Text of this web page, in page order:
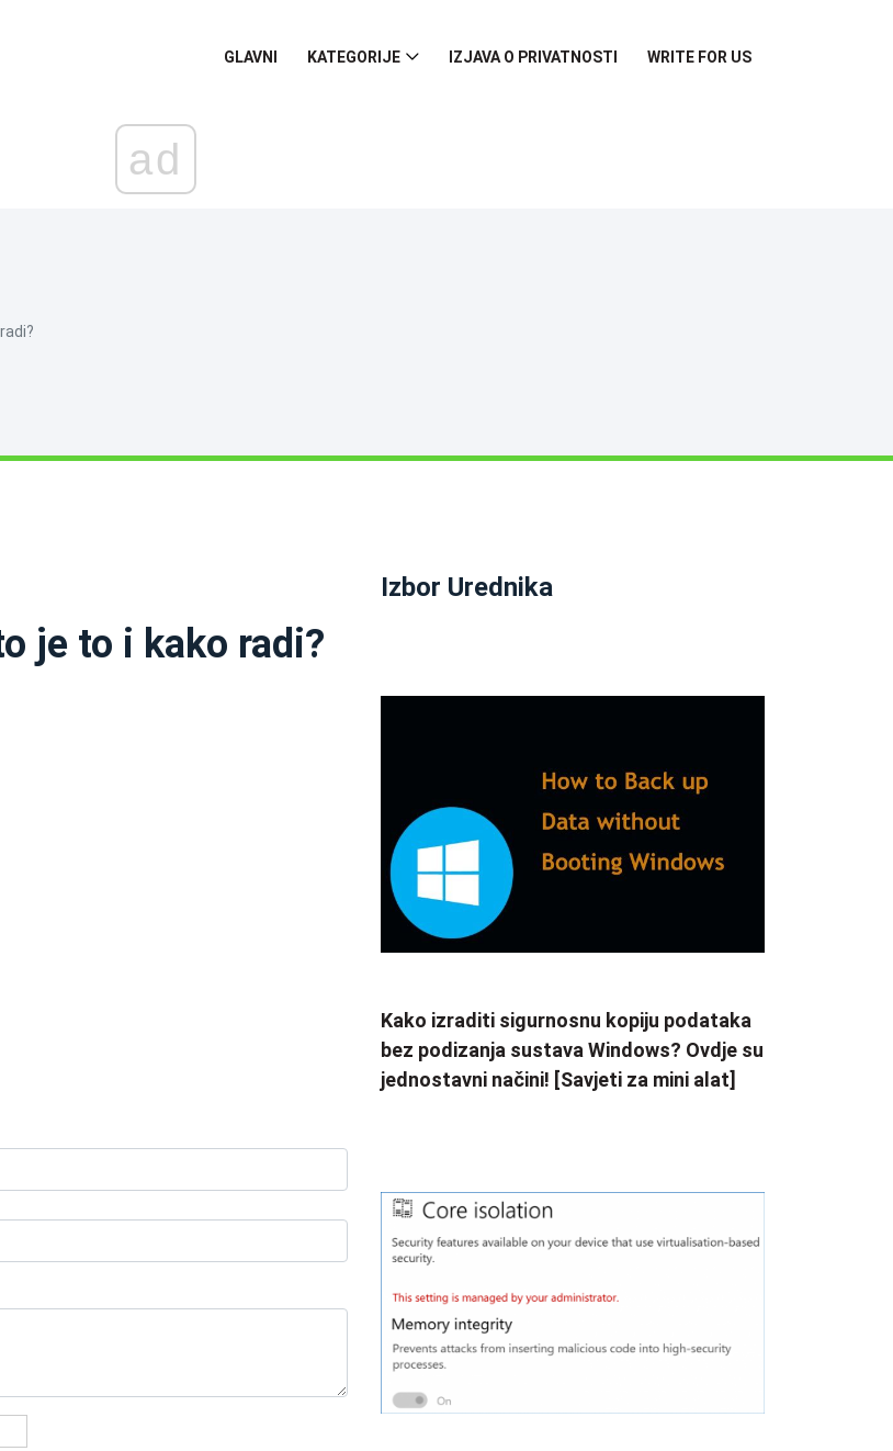
GLAVNI KATEGORIJE IZJAVA O PRIVATNOSTI WRITE FOR US
ad
je to i kako radi?
Izbor Urednika
Kako izraditi sigurnosnu kopiju podataka
bez podizanja sustava Windows? Ovdje su
jednostavni načini! [Savjeti za mini alat]